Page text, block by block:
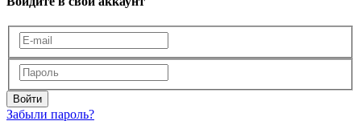
Войти
Забыли пароль?